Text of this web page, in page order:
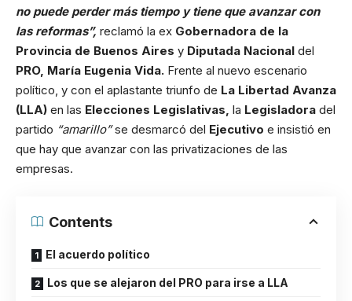
no puede perder más tiempo y tiene que avanzar con
las reformas”, reclamó la ex Gobernadora de la
Provincia de Buenos Aires y Diputada Nacional del
PRO, María Eugenia Vida. Frente al nuevo escenario
político, y con el aplastante triunfo de La Libertad Avanza
(LLA) en las Elecciones Legislativas, la Legisladora del
partido “amarillo”se desmarcó del Ejecutivo e insistió en
que hay que avanzar con las privatizaciones de las
empresas.
Contents
El acuerdo político
Los que se alejaron del PRO para irse a LLA